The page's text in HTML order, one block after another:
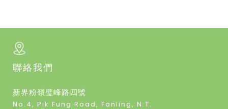
聯絡我們
新界粉嶺璧峰路四號
No.4, Pik Fung Road, Fanling, N.T.